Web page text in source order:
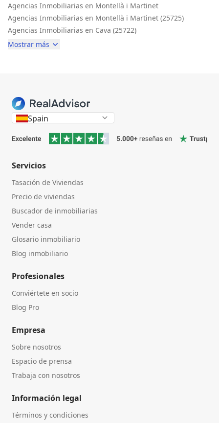
Agencias Inmobiliarias en Montellà i Martinet
Agencias Inmobiliarias en Montellà i Martinet (25725)
Agencias Inmobiliarias en Cava (25722)
Mostrar más
Spain
Servicios
Tasación de Viviendas
Precio de viviendas
Buscador de inmobiliarias
Vender casa
Glosario inmobiliario
Blog inmobiliario
Profesionales
Conviértete en socio
Blog Pro
Empresa
Sobre nosotros
Espacio de prensa
Trabaja con nosotros
Información legal
Términos y condiciones